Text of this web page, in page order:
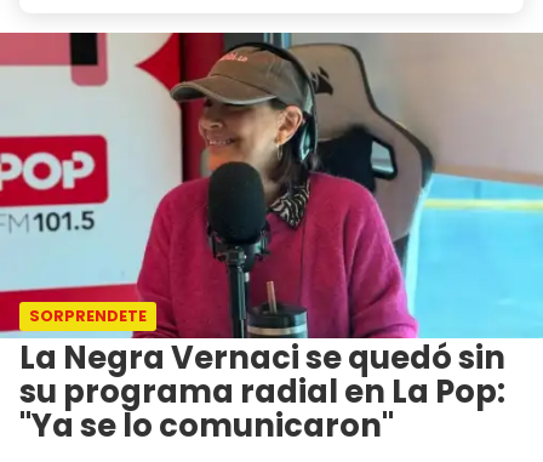
SORPRENDETE
La Negra Vernaci se quedó sin
su programa radial en La Pop:
"Ya se lo comunicaron"